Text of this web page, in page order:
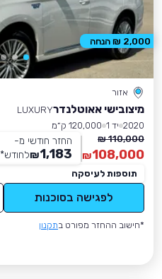
אזור
מיצובישי אאוטלנדרLUXURY
2020 יד 1
120,000 ק״מ
110,000 ₪
108,000
₪
החזר חודשי מ-
1,183
₪לחודש*
תוספות לעיסקה
לפגישה בסוכנות
*חישוב ההחזר מפורט בתקנון
2,000 ₪ הנחה